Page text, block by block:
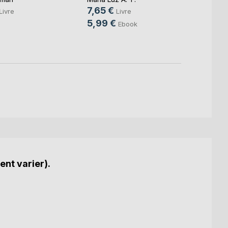
Livre 7,65 € Livre
5,99 € Ebook
varier).